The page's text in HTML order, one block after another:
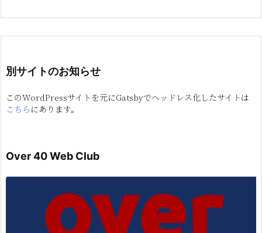
別サイトのお知らせ
このWordPressサイトを元にGatsbyでヘッドレス化したサイトは
こちら にあります。
Over 40 Web Club